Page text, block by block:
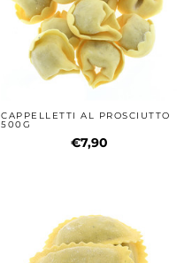
CAPPELLETTI AL PROSCIUTTO
500G
€7,90